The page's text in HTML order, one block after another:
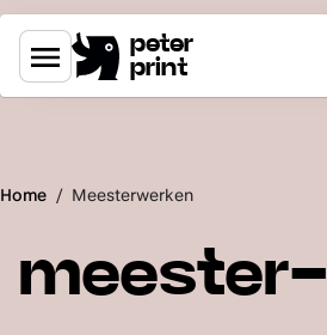
peter
print
Home / Meesterwerken
meester-